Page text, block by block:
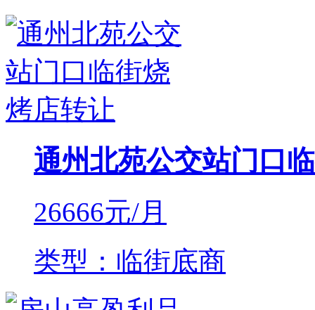
通州北苑公交站门口
26666元/月
类型：临街底商